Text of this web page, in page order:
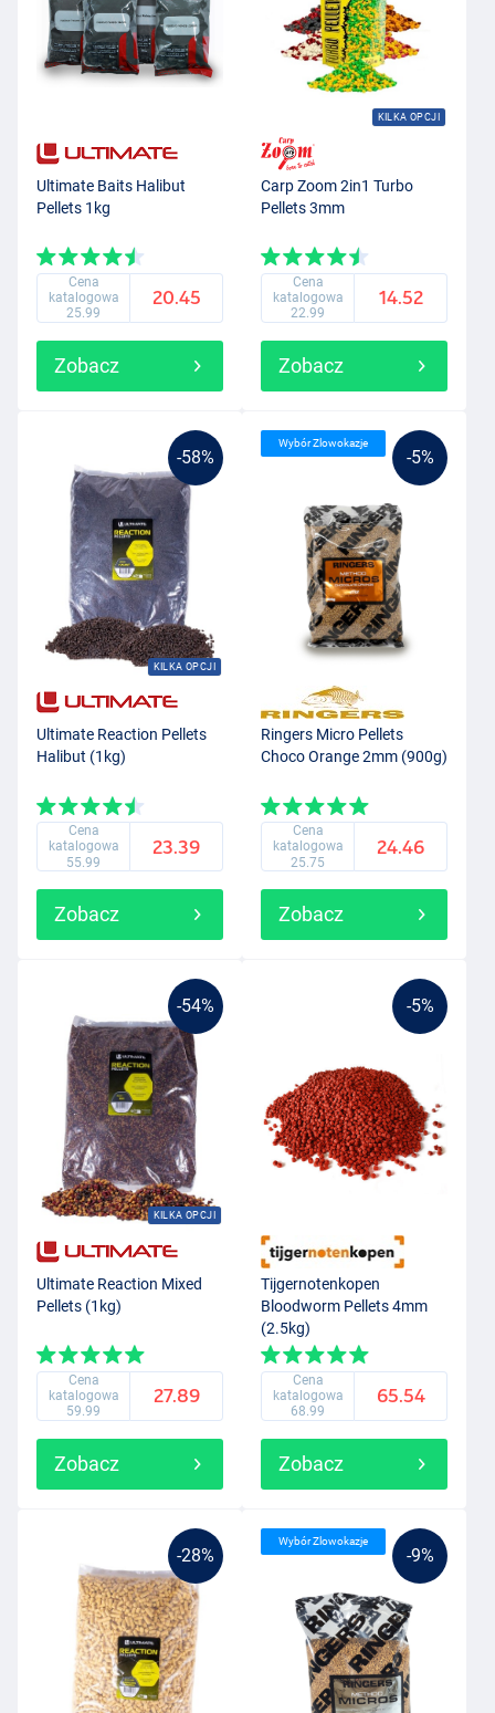
Ultimate Baits Halibut
Pellets 1kg
Cena
katalogowa
25.99
20.45
Zobacz
KILKA OPCJI
Carp Zoom 2in1 Turbo
Pellets 3mm
Cena
katalogowa
22.99
14.52
Zobacz
-58%
KILKA OPCJI
Ultimate Reaction Pellets
Halibut (1kg)
Cena
katalogowa
55.99
23.39
Zobacz
-5%
Wybór Zlowokazje
Ringers Micro Pellets
Choco Orange 2mm (900g)
Cena
katalogowa
25.75
24.46
Zobacz
-54%
KILKA OPCJI
Ultimate Reaction Mixed
Pellets (1kg)
Cena
katalogowa
59.99
27.89
Zobacz
-5%
Tijgernotenkopen
Bloodworm Pellets 4mm
(2.5kg)
Cena
katalogowa
68.99
65.54
Zobacz
-28% -9%
Wybór Zlowokazje